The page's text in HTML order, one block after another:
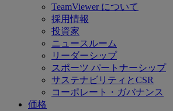
TeamViewer について
採用情報
投資家
ニュースルーム
リーダーシップ
スポーツ パートナーシップ
サステナビリティとCSR
コーポレート・ガバナンス
価格